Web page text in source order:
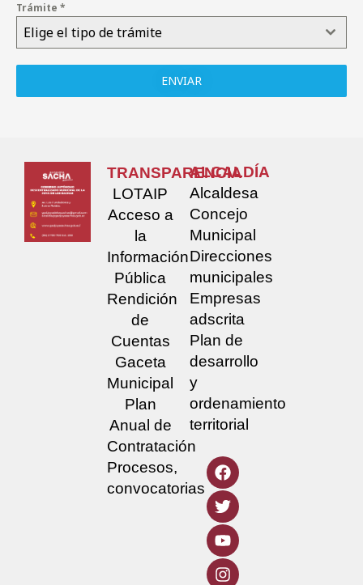
Trámite *
Elige el tipo de trámite
ENVIAR
TRANSPARENCIA
LOTAIP
Acceso a
la
Información
Pública
Rendición
de
Cuentas
Gaceta
Municipal
Plan
Anual de
Contratación
Procesos,
convocatorias
ALCALDÍA
Alcaldesa
Concejo
Municipal
Direcciones
municipales
Empresas
adscrita
Plan de
desarrollo
y
ordenamiento
territorial